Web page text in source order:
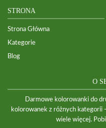
STRONA
Strona Główna
Kategorie
Blog
O
Darmowe kolorowanki do
kolorowanek z różnych kategorii
wiele więcej.